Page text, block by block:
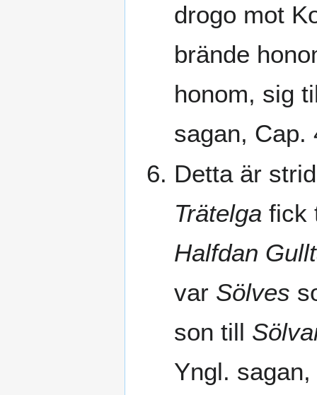
drogo mot
brände
honom, sig
sagan,
Detta är
Trätelgafick
Halfdan
var Sölves
son till
Yngl.